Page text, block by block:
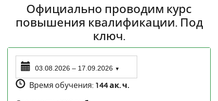
Официально проводим курс
повышения квалификации. Под
ключ.
03.08.2026 – 17.09.2026 ▼
Время обучения: 144 ак. ч.